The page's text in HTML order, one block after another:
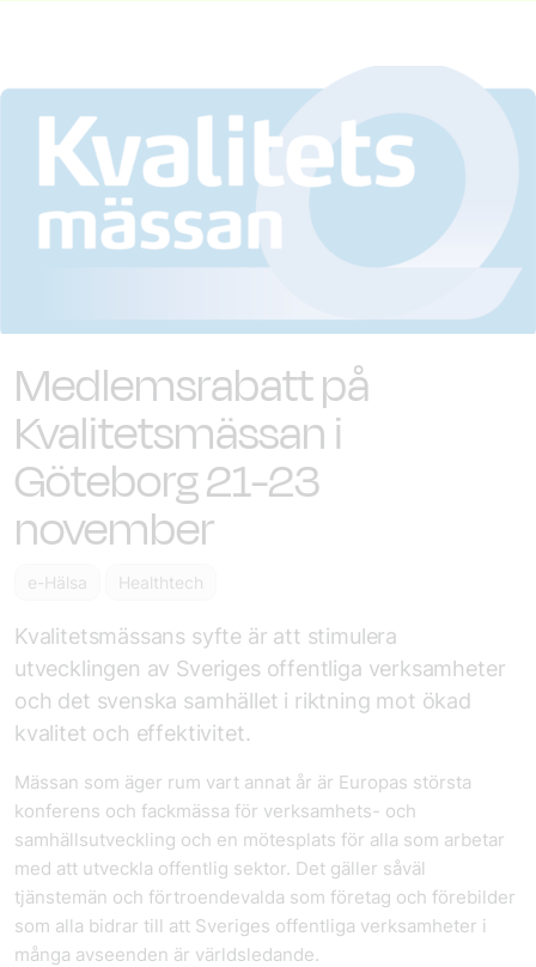
Medlemsrabatt på
Kvalitetsmässan i
Göteborg 21-23
november
e-Hälsa Healthtech
Kvalitetsmässans syfte är att stimulera
utvecklingen av Sveriges offentliga verksamheter
och det svenska samhället i riktning mot ökad
kvalitet och effektivitet.
Mässan som äger rum vart annat år är Europas största
konferens och fackmässa för verksamhets- och
samhällsutveckling och en mötesplats för alla som arbetar
med att utveckla offentlig sektor. Det gäller såväl
tjänstemän och förtroendevalda som företag och förebilder
som alla bidrar till att Sveriges offentliga verksamheter i
många avseenden är världsledande.